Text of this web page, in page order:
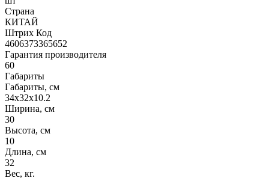
Страна
КИТАЙ
Штрих Код
4606373365652
Гарантия производителя
60
Габариты
Габариты, см
34x32x10.2
Ширина, см
30
Высота, см
10
Длина, см
32
Вес, кг.